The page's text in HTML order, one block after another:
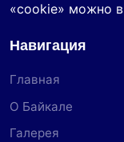
«cookie» можно в
Навигация
Главная
О Байкале
Галерея